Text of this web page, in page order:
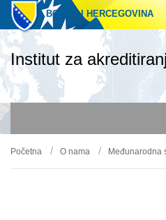
BOSNA I HERCEGOVINA
Institut za
Početna O nama Međunarodna